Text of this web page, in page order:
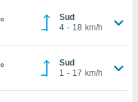
Sud
4 - 18 km/h
Sud
1 - 17 km/h